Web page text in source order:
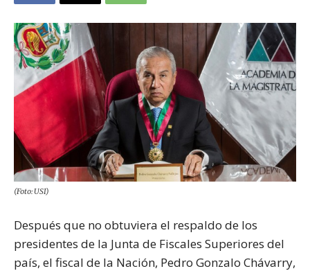
(Foto: USI)
Después que no obtuviera el respaldo de los
presidentes de la Junta de Fiscales Superiores del
país, el fiscal de la Nación, Pedro Gonzalo Chávarry,